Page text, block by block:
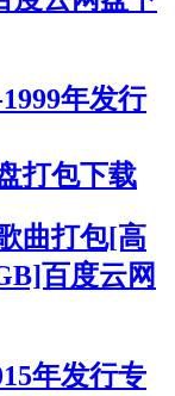
年发行
打包下载
曲打包[高
百度云网
年发行专